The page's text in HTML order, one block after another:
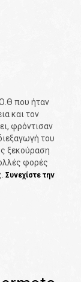
που ήταν
και τον
φρόντισαν
του
ξεκούραση
φορές
Συνεχίστε την